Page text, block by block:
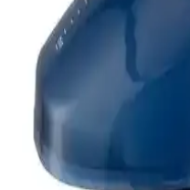
Performans,
Tefal ve Philips markalarının
kullanım kolaylığı açısından
ihtiyaçlarınıza uygun olduğunu
Sinbo 1500 W Buharlı
Kıyafet Ütüleme Çözümü
Sinbo 1500 W buharlı ütü,
yüksek buhar gücü ile pratik